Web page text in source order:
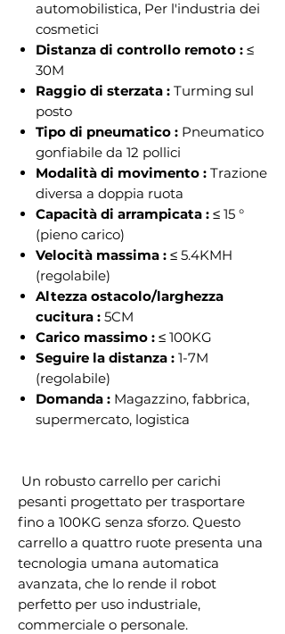
automobilistica, Per l'industria dei
cosmetici
Distanza di controllo remoto : ≤
30M
Raggio di sterzata : Turming sul
posto
Tipo di pneumatico : Pneumatico
gonfiabile da 12 pollici
Modalità di movimento : Trazione
diversa a doppia ruota
Capacità di arrampicata : ≤ 15 °
(pieno carico)
Velocità massima : ≤ 5.4KMH
(regolabile)
Altezza ostacolo/larghezza
cucitura : 5CM
Carico massimo : ≤ 100KG
Seguire la distanza : 1-7M
(regolabile)
Domanda : Magazzino, fabbrica,
supermercato, logistica
Un robusto carrello per carichi
pesanti progettato per trasportare
fino a 100KG senza sforzo. Questo
carrello a quattro ruote presenta una
tecnologia umana automatica
avanzata, che lo rende il robot
perfetto per uso industriale,
commerciale o personale.